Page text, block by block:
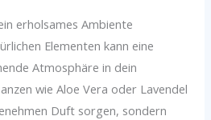
erholsames Ambiente
Elementen kann eine
Atmosphäre in dein
wie Aloe Vera oder Lavendel
Duft sorgen, sondern